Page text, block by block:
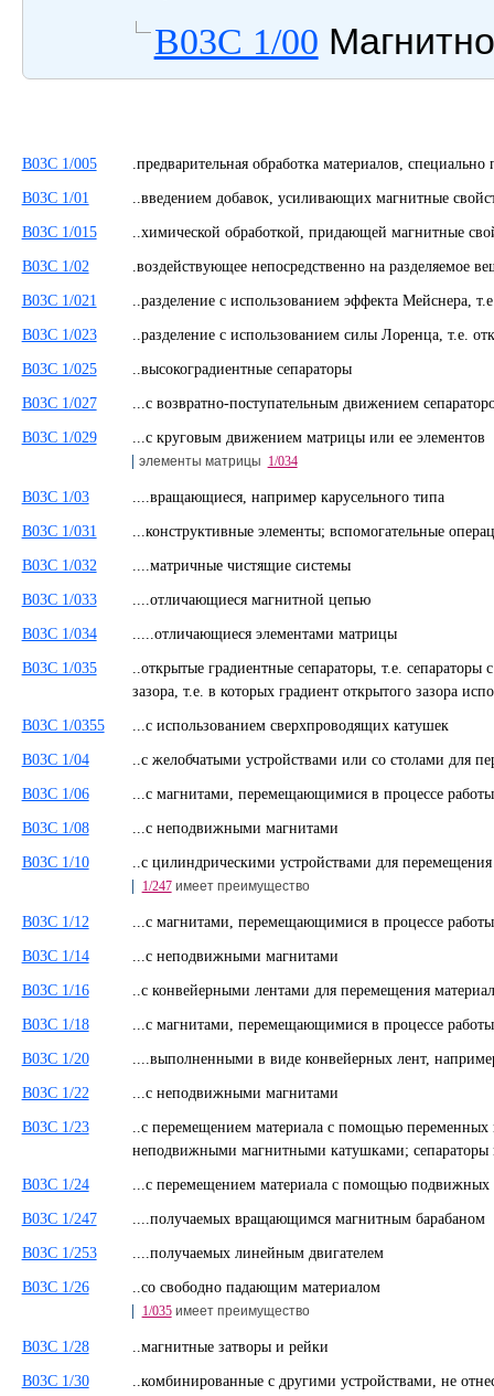
B03C 1/00
B03C 1/005 .предварительная обработка материалов,
B03C 1/01 ..введением добавок, усиливающих магнитные
B03C 1/015 ..химической обработкой, придающей магнитные
B03C 1/02 .воздействующее непосредственно на разделяемое
B03C 1/021 ..разделение с использованием эффекта Мейснера,
B03C 1/023 ..разделение с использованием силы Лоренца, т.е.
B03C 1/025 ..высокоградиентные сепараторы
B03C 1/027 ...с возвратно-поступательным движением
B03C 1/029 ...с круговым движением матрицы или ее элементов
элементы матрицы 1/034
B03C 1/03 ....вращающиеся, например карусельного типа
B03C 1/031 ...конструктивные элементы; вспомогательные
B03C 1/032 ....матричные чистящие системы
B03C 1/033 ....отличающиеся магнитной цепью
B03C 1/034 .....отличающиеся элементами матрицы
B03C 1/035
..открытые градиентные сепараторы, т.е.
зазора, т.е. в которых градиент открытого зазора
B03C 1/0355 ...с использованием сверхпроводящих катушек
B03C 1/04 ..с желобчатыми устройствами или со столами для
B03C 1/06 ...с магнитами, перемещающимися в процессе
B03C 1/08 ...с неподвижными магнитами
B03C 1/10 ..с цилиндрическими устройствами для перемещения
1/247имеет преимущество
B03C 1/12 ...с магнитами, перемещающимися в процессе
B03C 1/14 ...с неподвижными магнитами
B03C 1/16 ..с конвейерными лентами для перемещения
B03C 1/18 ...с магнитами, перемещающимися в процессе
B03C 1/20 ....выполненными в виде конвейерных лент,
B03C 1/22 ...с неподвижными магнитами
B03C 1/23
..с перемещением материала с помощью
неподвижными магнитными катушками; сепараторы
B03C 1/24 ...с перемещением материала с помощью подвижных
B03C 1/247 ....получаемых вращающимся магнитным барабаном
B03C 1/253 ....получаемых линейным двигателем
B03C 1/26 ..со свободно падающим материалом
1/035имеет преимущество
B03C 1/28 ..магнитные затворы и рейки
B03C 1/30 ..комбинированные с другими устройствами, не